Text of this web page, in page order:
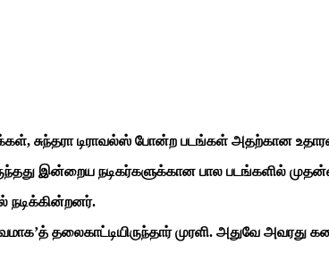
சுந்தரா டிராவல்ஸ் போன்ற படங்கள் அதற்கான
இன்றைய நடிகர்களுக்கான பால படங்களில்
நடிக்கின்றனர்.
தலைகாட்டியிருந்தார் முரளி. அதுவே அவரது